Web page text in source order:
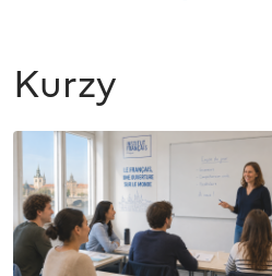
Kurzy